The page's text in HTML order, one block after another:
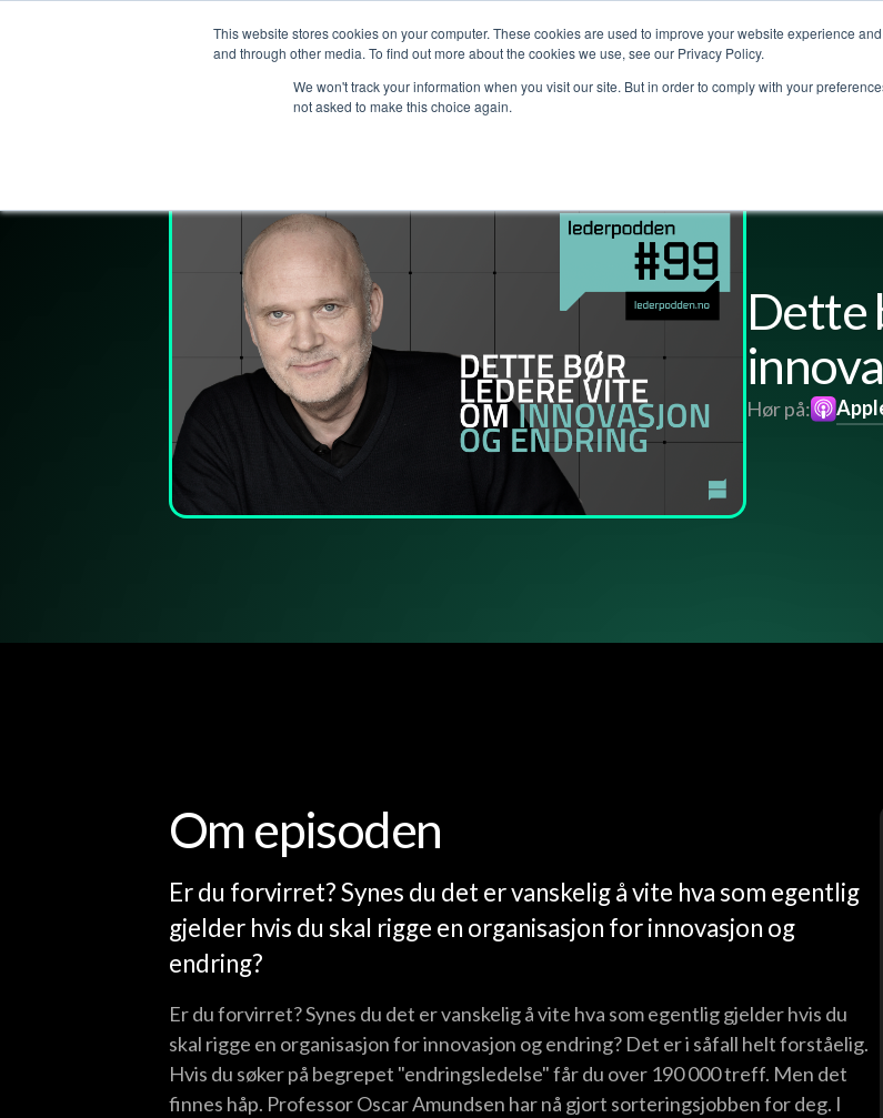
This website stores cookies on your computer. These cookies are used to improve your website experience
and through other media. To find out more about the cookies we use, see our Privacy Policy.
We won't track your information when you visit our site. But in order to comply with your
not asked to make this choice again.
Tjenester Kundehistorier
Dette
Hør på:
Om episoden
Er du forvirret? Synes du det er vanskelig å vite hva som egentlig
gjelder hvis du skal rigge en organisasjon for innovasjon og
endring?
Er du forvirret? Synes du det er vanskelig å vite hva som egentlig gjelder hvis du
skal rigge en organisasjon for innovasjon og endring? Det er i såfall helt forståelig.
Hvis du søker på begrepet "endringsledelse" får du over 190 000 treff. Men det
finnes håp. Professor Oscar Amundsen har nå gjort sorteringsjobben for deg. I